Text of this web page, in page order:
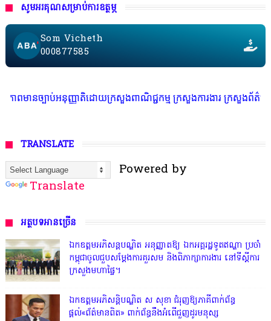
សូមអរគុណសម្រាប់ការឧត្ថម្ភ
Som Vicheth
000877585
នុញ្ញាតិដោយក្រសួងពាណិជ្ជកម្ម ក្រសួងការងារ ក្រសួងព័ត៌មាន * ក្រមសិលធម៌
TRANSLATE
Powered by
Translate
អត្ថបទអានច្រើន
ឯកឧត្តមអភិសន្តបណ្ឌិត អនុញ្ញាតឱ្យ ឯកអគ្គរដ្ឋទូតឥណ្ឌា ប្រចាំ
កម្ពុជាចូលជួបសម្តែងការគួរសម និងពិភាក្សាការងារ នៅទីស្តីការ
ក្រសួងមហាផ្ទៃ។
ឯកឧត្តមអភិសន្តិបណ្ឌិត ស សុខា ជំរុញឱ្យភាគីពាក់ព័ន្ធ
ផ្តល់«ព័ត៌មានពិត» ពាក់ព័ន្ធនឹងអំពើជួញដូរមនុស្ស